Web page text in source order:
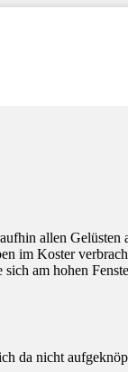
allen
im Koster
am hohen
da nicht